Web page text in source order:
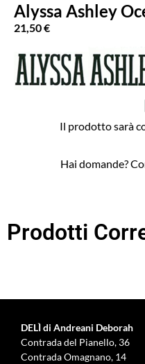
Alyssa Ashley
21,50€
Il prodotto sarà
Hai domande?
Prodotti
DELÌ di Andreani Deborah
Contrada del Pianello, 36
Contrada Omagnano, 14